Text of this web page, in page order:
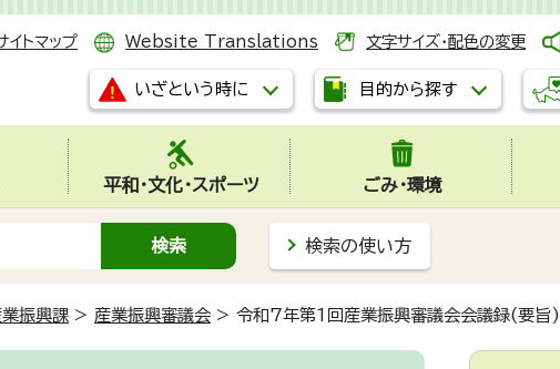
イトマップ Website Translations 文字サイズ・配色の変更
いざという時に 目的から探す
平和・文化・スポーツ ごみ・環境
検索の使い方
振興課 > 産業振興審議会 > 令和7年第1回産業振興審議会会議録(要旨)